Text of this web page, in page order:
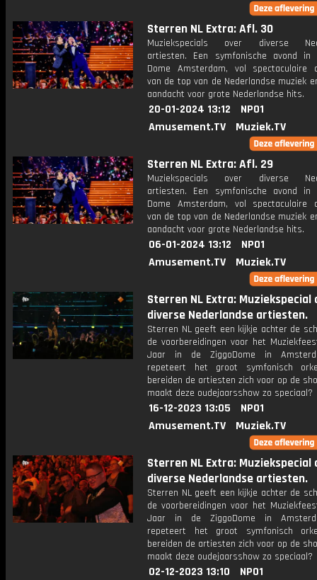
Sterren NL Extra: Afl. 30
Muziekspecials over diverse
artiesten. Een symfonische avond in
Dome Amsterdam, vol spectaculaire
van de top van de Nederlandse muziek
aandacht voor grote Nederlandse hits.
20-01-2024 13:12
NPO1
Amusement.TV
Muziek.TV
Sterren NL Extra: Afl. 29
Muziekspecials over diverse
artiesten. Een symfonische avond in
Dome Amsterdam, vol spectaculaire
van de top van de Nederlandse muziek
aandacht voor grote Nederlandse hits.
06-01-2024 13:12
NPO1
Amusement.TV
Muziek.TV
Sterren NL Extra: Muziekspecial
diverse Nederlandse artiesten.
Sterren NL geeft een kijkje achter de
de voorbereidingen voor het
Jaar in de ZiggoDome in
repeteert het groot symfonisch
bereiden de artiesten zich voor op de
maakt deze oudejaarsshow zo speciaal?
16-12-2023 13:05
NPO1
Amusement.TV
Muziek.TV
Sterren NL Extra: Muziekspecial
diverse Nederlandse artiesten.
Sterren NL geeft een kijkje achter de
de voorbereidingen voor het
Jaar in de ZiggoDome in
repeteert het groot symfonisch
bereiden de artiesten zich voor op de
maakt deze oudejaarsshow zo speciaal?
02-12-2023 13:10
NPO1